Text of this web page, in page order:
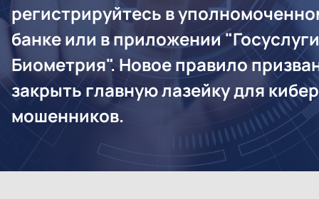
регист­ри­руй­тесь в
бан­ке или в при­ложе­нии "Го­сус­лу­ги
Би­омет­рия". Но­вое пра­вило
зак­рыть глав­ную ла­зей­ку для
мо­шен­ни­ков.